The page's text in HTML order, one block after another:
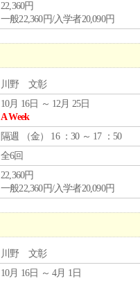
22,360円
一般22,360円/入学者20,090円
川野 文彰
10月 16日 ～ 12月 25日
A Week
隔週 （金） 16 ：30 ～ 17 ：50
全6回
22,360円
一般22,360円/入学者20,090円
川野 文彰
10月 16日 ～ 4月 1日